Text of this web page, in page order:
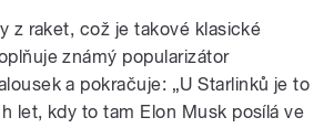
z raket, což je takové klasické
známý popularizátor
a pokračuje: „U Starlinků je to
let, kdy to tam Elon Musk posílá ve